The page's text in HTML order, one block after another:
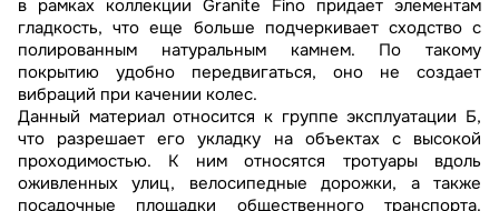
в рамках коллекции Granite Fino придает элементам
гладкость, что еще больше подчеркивает сходство с
полированным натуральным камнем. По такому
покрытию удобно передвигаться, оно не создает
вибраций при качении колес.
Данный материал относится к группе эксплуатации Б,
что разрешает его укладку на объектах с высокой
проходимостью. К ним относятся тротуары вдоль
оживленных улиц, велосипедные дорожки, а также
посадочные площадки общественного транспорта.